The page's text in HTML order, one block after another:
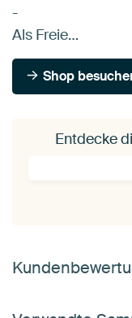
-
Als Freie…
Shop
Entdecke